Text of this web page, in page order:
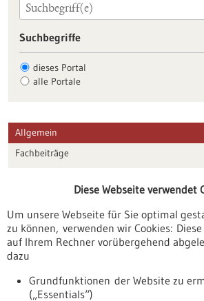
Suchbegriffe
dieses Portal
alle Portale
Allgemein
Fachbeiträge
Veranstaltungen
Erscheinungsdatum
Diese Webseite verwendet
Um unsere Webseite für Sie optimal
zu können, verwenden wir Cookies:
auf Ihrem Rechner vorübergehend
dazu
Grundfunktionen der Website zu
(„Essentials“)